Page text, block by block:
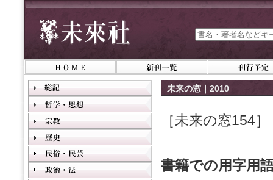
未来の窓｜2010
［未来の窓154］
書籍での用字用